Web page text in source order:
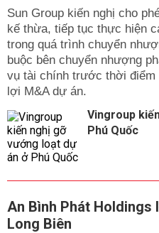
Sun Group kiến nghị cho
kế thừa, tiếp tục thực hiện
trong quá trình chuyển
buộc bên chuyển nhượng
vụ tài chính trước thời điểm
lợi M&A dự án.
Vingroup
Phú Quốc
An Bình Phát Holdings
Long Biên